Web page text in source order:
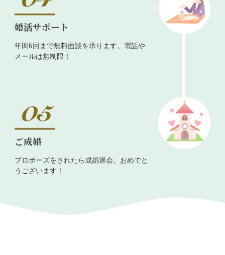
婚活サポート
年間6回まで無料面談を承ります。電話や
メールは無制限！
ご成婚
プロポーズをされたら成婚退会。おめでと
うございます！